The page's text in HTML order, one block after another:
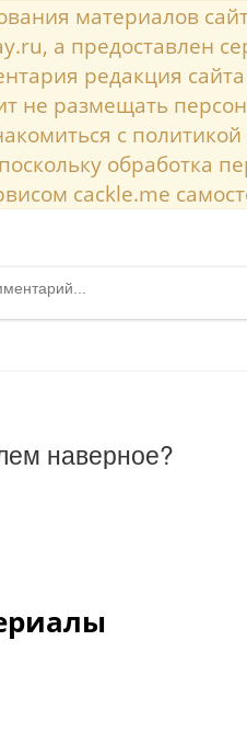
материалов
а предоставлен
редакция
не размещать
с
обработка
cackle.me
наверное?